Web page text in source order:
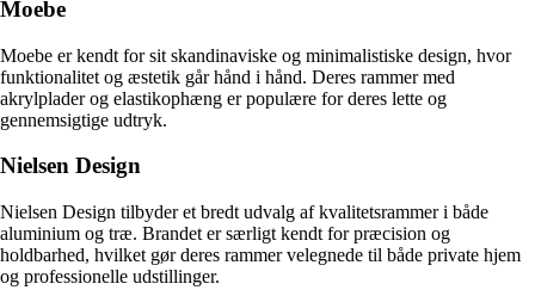
Moebe
Moebe er kendt for sit skandinaviske og minimalistiske design, hvor
funktionalitet og æstetik går hånd i hånd. Deres rammer med
akrylplader og elastikophæng er populære for deres lette og
gennemsigtige udtryk.
Nielsen Design
Nielsen Design tilbyder et bredt udvalg af kvalitetsrammer i både
aluminium og træ. Brandet er særligt kendt for præcision og
holdbarhed, hvilket gør deres rammer velegnede til både private hjem
og professionelle udstillinger.